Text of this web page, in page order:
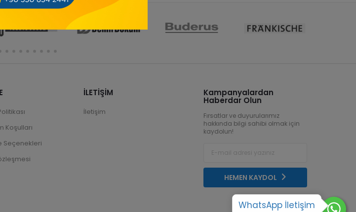
WhatsApp İletişim
Kampanyalardan
Haberdar Olun
Fırsatlar ve duyurularımız
hakkında bilgi sahibi olmak için
kaydolun!
HEMEN KAYDOL
Koşulları
Seçenekleri
İLETİŞİM
İletişim